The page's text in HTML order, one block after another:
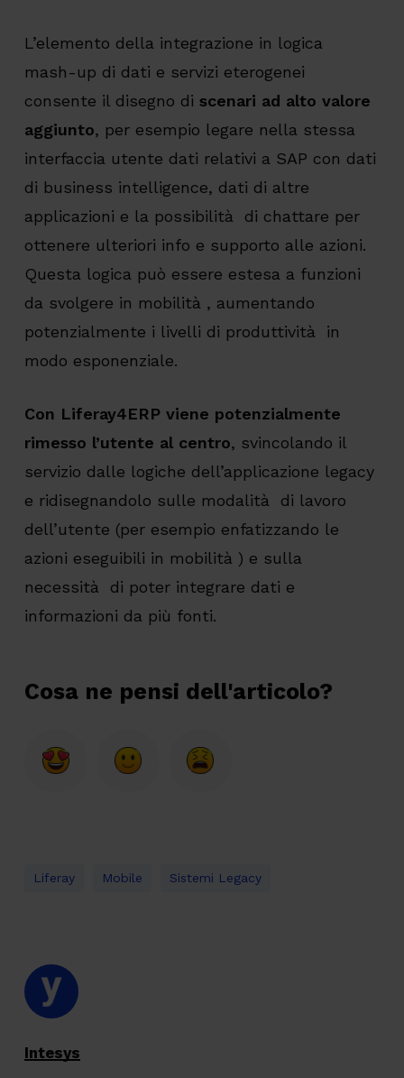
L’elemento della integrazione in logica
mash-up di dati e servizi eterogenei
consente il disegno di scenari ad alto valore
aggiunto, per esempio legare nella stessa
interfaccia utente dati relativi a SAP con dati
di business intelligence, dati di altre
applicazioni e la possibilità di chattare per
ottenere ulteriori info e supporto alle azioni.
Questa logica può essere estesa a funzioni
da svolgere in mobilità , aumentando
potenzialmente i livelli di produttività in
modo esponenziale.
Con Liferay4ERP viene potenzialmente
rimesso l’utente al centro, svincolando il
servizio dalle logiche dell’applicazione legacy
e ridisegnandolo sulle modalità di lavoro
dell’utente (per esempio enfatizzando le
azioni eseguibili in mobilità ) e sulla
necessità di poter integrare dati e
informazioni da più fonti.
Cosa ne pensi dell'articolo?
Liferay Mobile Sistemi Legacy
Intesys